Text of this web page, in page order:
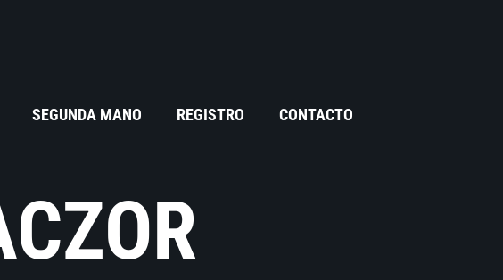
SEGUNDA MANO REGISTRO CONTACTO